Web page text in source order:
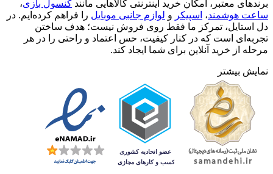
برندهای معتبر، امکان خرید اینترنتی کالاهایی مانند کنسول بازی،
ساعت هوشمند، اسپیکر و لوازم جانبی موبایل را فراهم کرده‌ایم. در
دل استایل، تمرکز ما فقط روی فروش نیست؛ هدف ساختن
تجربه‌ای است که در کنار کیفیت، حس اعتماد و راحتی را در هر
مرحله از خرید آنلاین برای شما ایجاد کند.
نمایش بیشتر